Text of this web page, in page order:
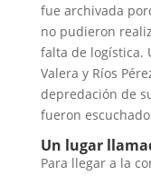
fue archivada
no pudieron
falta de logística.
Valera y Ríos
depredación de
fueron
Un lugar
Para llegar a la